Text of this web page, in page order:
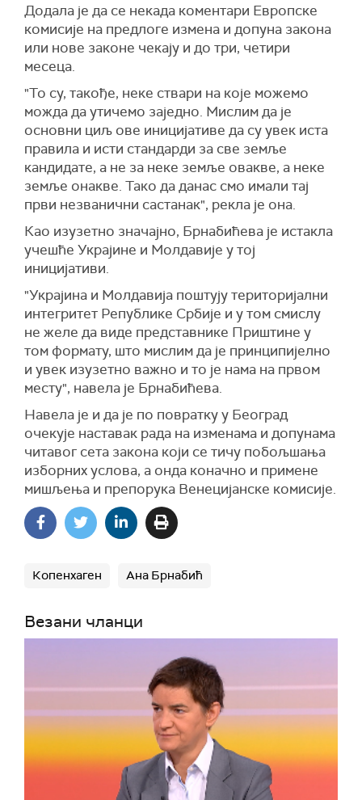
Додала је да се некада коментари Европске
комисије на предлоге измена и допуна закона
или нове законе чекају и до три, четири
месеца.
"То су, такође, неке ствари на које можемо
можда да утичемо заједно. Мислим да је
основни циљ ове иницијативе да су увек иста
правила и исти стандарди за све земље
кандидате, а не за неке земље овакве, а неке
земље онакве. Тако да данас смо имали тај
први незванични састанак", рекла је она.
Као изузетно значајно, Брнабићева је истакла
учешће Украјине и Молдавије у тој
иницијативи.
"Украјина и Молдавија поштују територијални
интегритет Републике Србије и у том смислу
не желе да виде представнике Приштине у
том формату, што мислим да је принципијелно
и увек изузетно важно и то је нама на првом
месту", навела је Брнабићева.
Навела је и да је по повратку у Београд
очекује наставак рада на изменама и допунама
читавог сета закона који се тичу побољшања
изборних услова, а онда коначно и примене
мишљења и препорука Венецијанске комисије.
Копенхаген Ана Брнабић
Везани чланци